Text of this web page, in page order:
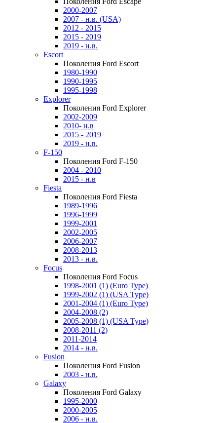
2000-2007
2007 - н.в. (USA)
2012 - 2015
2015 - 2019
2019 - н.в.
Escort
Поколения Ford Escort
1980-1990
1990-1995
1995-1998
Explorer
Поколения Ford Explorer
2002-2009
2010- н.в
2015 - 2019
2019 - н.в.
F-150
Поколения Ford F-150
2004 - 2010
2015 - н.в
Fiesta
Поколения Ford Fiesta
1989-1996
1996-1999
1999-2001
2002-2005
2006-2007
2008-2013
2013 - н.в.
Focus
Поколения Ford Focus
1998-2001 (1) (Euro Type)
1999-2002 (1) (USA Type)
2001-2004 (1) (Euro Type)
2004-2008 (2)
2005-2008 (1) (USA Type)
2008-2011 (2)
2011-2014
2014 - н.в.
Fusion
Поколения Ford Fusion
2003 - н.в.
Galaxy
Поколения Ford Galaxy
1995-2000
2000-2005
2006 - н.в.